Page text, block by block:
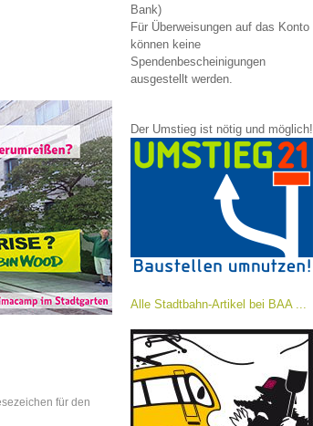
für den
Bank)
Für Überweisungen auf das Konto
können keine
Spendenbescheinigungen
ausgestellt werden.
Der Umstieg ist nötig und möglich!
Alle Stadtbahn-Artikel bei BAA ...